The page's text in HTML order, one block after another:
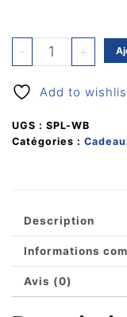
-
quantité
de
Cadre
bois
+
Add to
UGS : SPL-WB
Catégories :
Description
Informations
Avis (0)